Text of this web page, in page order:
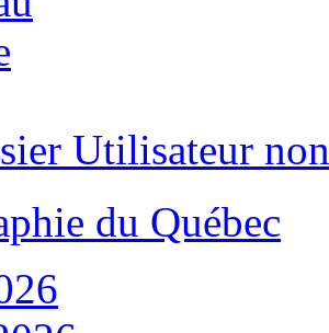
Utilisateur
du Québec